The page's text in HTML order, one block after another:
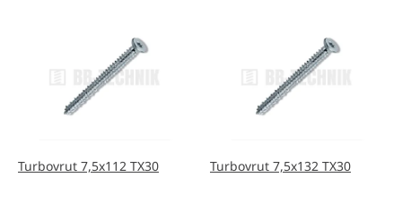
dTurbovrut 7,5x112 TX30 Turbovrut 7,5x132 TX30